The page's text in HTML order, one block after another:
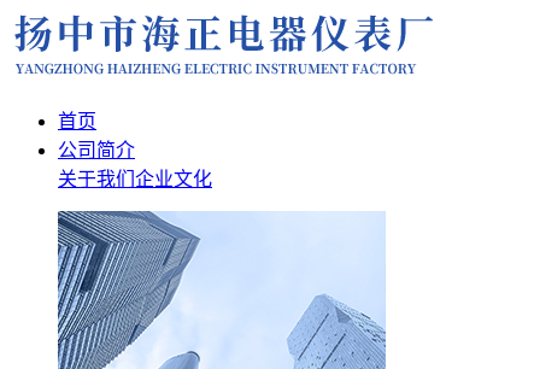
首页
公司简介
关于我们 企业文化